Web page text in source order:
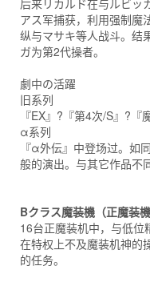
后来リカルド在与ルビッ
アス军捕获，利用强制魔
纵与マサキ等人战斗。结
ガ为第2代操者。
劇中の活躍
旧系列
『EX』?『第4次/S』?『
α系列
『α外伝』中登场过。如
般的演出。与其它作品不
Bクラス魔装機（正魔装機
16台正魔装机中，与低
在特权上不及魔装机神的
的任务。